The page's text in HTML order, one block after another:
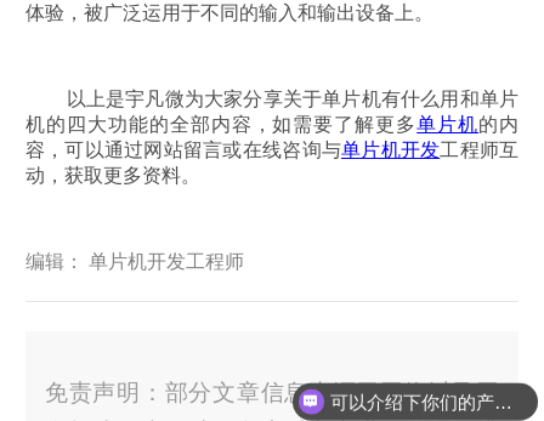
体验，被广泛运用于不同的输入和输出设备上。
以上是宇凡微为大家分享关于单片机有什么用和单片
机的四大功能的全部内容，如需要了解更多单片机的内
容，可以通过网站留言或在线咨询与单片机开发工程师互
动，获取更多资料。
编辑： 单片机开发工程师
免责声明：部分文章信息来源于网络以及网可以介绍下你们的产品么？